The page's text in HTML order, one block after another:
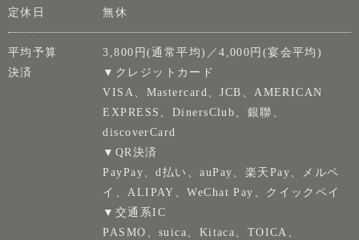
定休日
無休
平均予算
3,800円(通常平均)／4,000円(宴会平均)
決済
▼クレジットカード
VISA、Mastercard、JCB、AMERICAN
EXPRESS、DinersClub、銀聯、
discoverCard
▼QR決済
PayPay、d払い、auPay、楽天Pay、メルペ
イ、ALIPAY、WeChat Pay、クイックペイ
▼交通系IC
PASMO、suica、Kitaca、TOICA、